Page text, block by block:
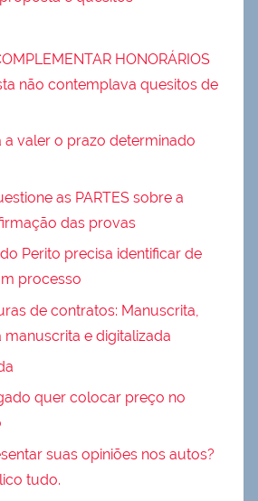
HONORÁRIOS
não contemplava quesitos de
valer o prazo determinado
as PARTES sobre a
das provas
Perito precisa identificar de
processo
de contratos: Manuscrita,
e digitalizada
quer colocar preço no
suas opiniões nos autos?
tudo.